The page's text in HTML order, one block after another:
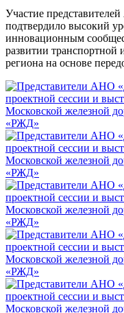
Участие
подтвердило высокий
инновационным
развитии транспортной
региона на основе